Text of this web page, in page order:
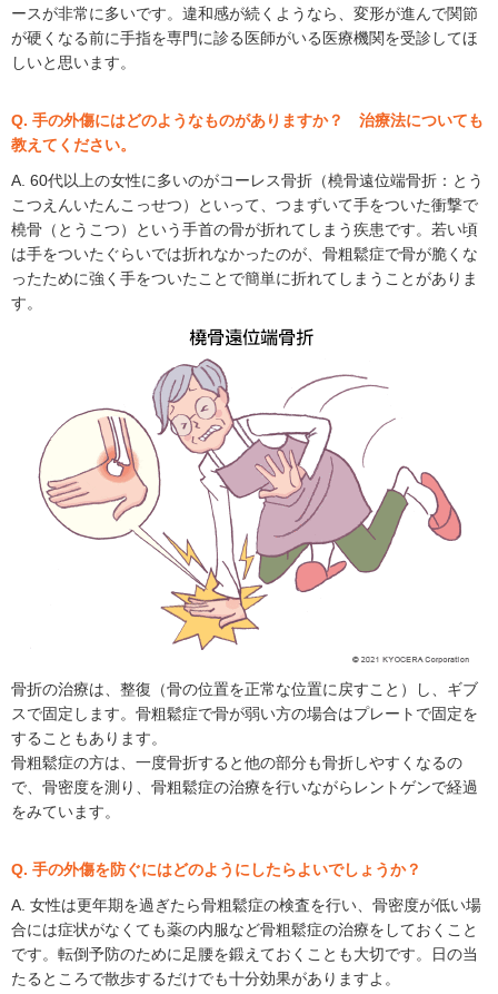
ースが非常に多いです。違和感が続くようなら、変形が進んで関節
が硬くなる前に手指を専門に診る医師がいる医療機関を受診してほ
しいと思います。
Q. 手の外傷にはどのようなものがありますか？ 治療法についても
教えてください。
A. 60代以上の女性に多いのがコーレス骨折（橈骨遠位端骨折：とう
こつえんいたんこっせつ）といって、つまずいて手をついた衝撃で
橈骨（とうこつ）という手首の骨が折れてしまう疾患です。若い頃
は手をついたぐらいでは折れなかったのが、骨粗鬆症で骨が脆くな
ったために強く手をついたことで簡単に折れてしまうことがありま
す。
骨折の治療は、整復（骨の位置を正常な位置に戻すこと）し、ギブ
スで固定します。骨粗鬆症で骨が弱い方の場合はプレートで固定を
することもあります。
骨粗鬆症の方は、一度骨折すると他の部分も骨折しやすくなるの
で、骨密度を測り、骨粗鬆症の治療を行いながらレントゲンで経過
をみています。
Q. 手の外傷を防ぐにはどのようにしたらよいでしょうか？
A. 女性は更年期を過ぎたら骨粗鬆症の検査を行い、骨密度が低い場
合には症状がなくても薬の内服など骨粗鬆症の治療をしておくこと
です。転倒予防のために足腰を鍛えておくことも大切です。日の当
たるところで散歩するだけでも十分効果がありますよ。